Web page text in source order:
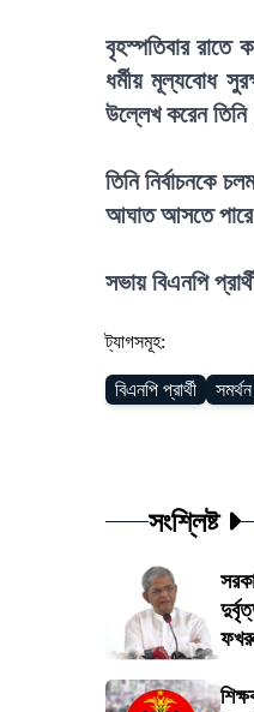
বৃহস্পতিবার রাতে
ধর্মীয় মূল্যবোধ
উল্লেখ করেন
তিনি নির্বাচনকে
আঘাত আসতে
সভায় বিএনপি
ট্যাগসমূহ:
বিএনপি প্রার্থী সমর্থন
সংশ্লিষ্ট